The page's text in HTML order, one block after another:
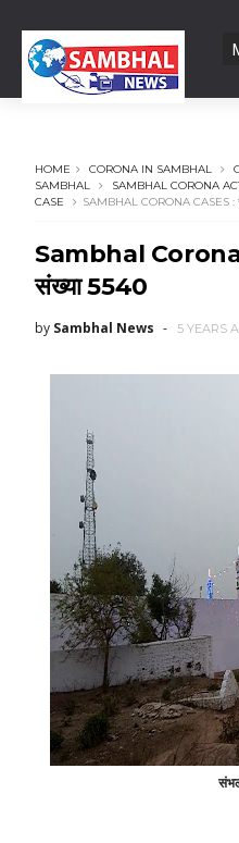
HOME CORONA IN SAMBHAL
SAMBHAL
SAMBHAL CORONA
CASE
SAMBHAL CORONA CASES :
Sambhal Corona
संख्या 5540
by Sambhal News 5 YEARS